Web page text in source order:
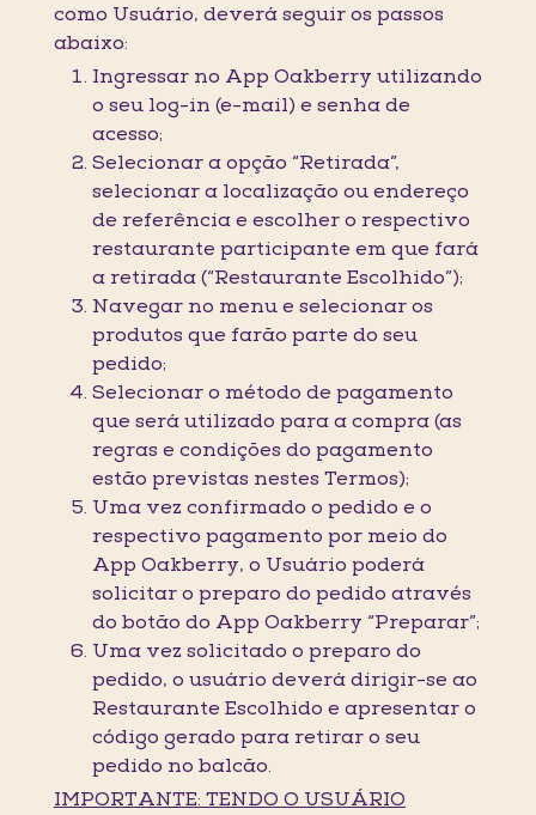
como Usuário, deverá seguir os passos
abaixo:
Ingressar no App Oakberry utilizando
o seu log-in (e-mail) e senha de
acesso;
Selecionar a opção “Retirada”,
selecionar a localização ou endereço
de referência e escolher o respectivo
restaurante participante em que fará
a retirada (“Restaurante Escolhido”);
Navegar no menu e selecionar os
produtos que farão parte do seu
pedido;
Selecionar o método de pagamento
que será utilizado para a compra (as
regras e condições do pagamento
estão previstas nestes Termos);
Uma vez confirmado o pedido e o
respectivo pagamento por meio do
App Oakberry, o Usuário poderá
solicitar o preparo do pedido através
do botão do App Oakberry “Preparar”;
Uma vez solicitado o preparo do
pedido, o usuário deverá dirigir-se ao
Restaurante Escolhido e apresentar o
código gerado para retirar o seu
pedido no balcão.
IMPORTANTE: TENDO O USUÁRIO